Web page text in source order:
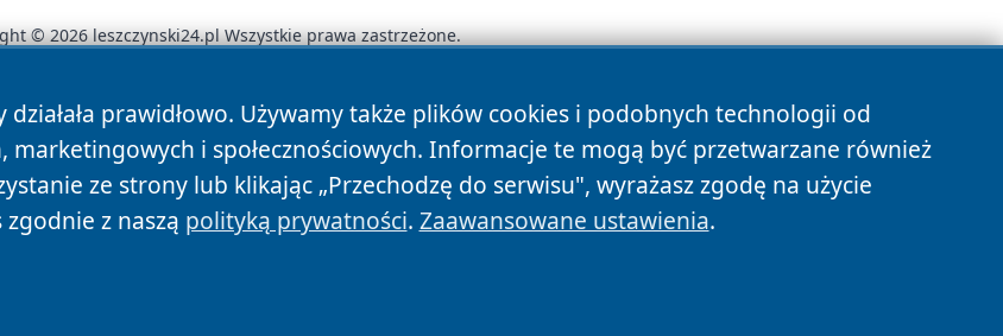
prawidłowo. Używamy także plików cookies i podobnych technologii od
i społecznościowych. Informacje te mogą być przetwarzane również
ze strony lub klikając „Przechodzę do serwisu", wyrażasz zgodę na użycie
z naszą polityką prywatności. Zaawansowane ustawienia.
© 2026 leszczynski24.pl Wszystkie prawa zastrzeżone.
Autorzy Polityka Prywatności Polityka Cookies